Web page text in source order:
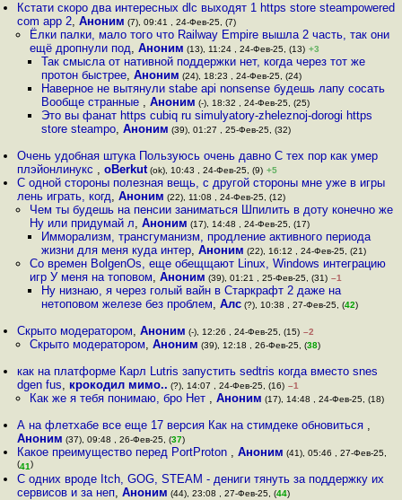
Кстати скоро два интересных dlc выходят 1 https store steampowered
com app 2,Аноним (7), 09:41 , 24-Фев-25, (7)
Ёлки палки, мало того что Railway Empire вышла 2 часть, так они
ещё дропнули под, Аноним (13), 11:24 , 24-Фев-25, (13) +3
Так смысла от нативной поддержки нет, когда через тот же
протон быстрее, Аноним (24), 18:23 , 24-Фев-25, (24)
Наверное не вытянули stabe api nonsense будешь лапу сосать
Вообще странные , Аноним (-), 18:32 , 24-Фев-25, (25)
Это вы фанат https cubiq ru simulyatory-zheleznoj-dorogi https
store steampo, Аноним (39), 01:27 , 25-Фев-25, (32)
Очень удобная штука Пользуюсь очень давно С тех пор как умер
плэйонлинукс ,oBerkut (ok), 10:43 , 24-Фев-25, (9) +5
С одной стороны полезная вещь, с другой стороны мне уже в игры
лень играть, когд,Аноним (22), 11:08 , 24-Фев-25, (12)
Чем ты будешь на пенсии заниматься Шпилить в доту конечно же
Ну или придумай л, Аноним (17), 14:48 , 24-Фев-25, (17)
Имморализм, трансгуманизм, продление активного периода
жизни для меня куда интер, Аноним (22), 16:12 , 24-Фев-25, (21)
Cо времен BolgenOs, еще обещщают Linux, Windows интеграцию
игр У меня на топовом, Аноним (39), 01:21 , 25-Фев-25, (31) –1
Ну низнаю, я через голый вайн в Старкрафт 2 даже на
нетоповом железе без проблем, Алс(?), 10:38 , 27-Фев-25, (42)
Скрыто модератором,Аноним (-), 12:26 , 24-Фев-25, (15) –2
Скрыто модератором, Аноним (39), 12:18 , 26-Фев-25, (38)
как на платформе Карл Lutris запустить sedtris когда вместо snes
dgen fus, крокодил мимо.. (?), 14:07 , 24-Фев-25, (16) –1
Как же я тебя понимаю, бро Нет , Аноним (17), 14:48 , 24-Фев-25, (18)
А на флетхабе все еще 17 версия Как на стимдеке обновиться ,
Аноним (37), 09:48 , 26-Фев-25, (37)
Какое преимущество перед PortProton ,Аноним (41), 05:46 , 27-Фев-25,
(41)
С одних вроде Itch, GOG, STEAM - дениги тянуть за поддержку их
сервисов и за неп,Аноним (44), 23:08 , 27-Фев-25, (44)